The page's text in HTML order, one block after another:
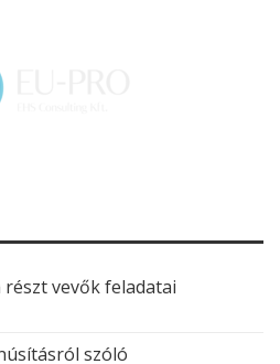
részt vevők feladatai
szóló